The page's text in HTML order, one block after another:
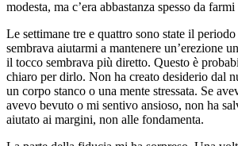
modesta, ma c’era abbastanza spesso da
Le settimane tre e quattro sono state il
sembrava aiutarmi a mantenere un’erezione
il tocco sembrava più diretto. Questo è
chiaro per dirlo. Non ha creato desiderio dal
un corpo stanco o una mente stressata. Se
avevo bevuto o mi sentivo ansioso, non ha
aiutato ai margini, non alle fondamenta.